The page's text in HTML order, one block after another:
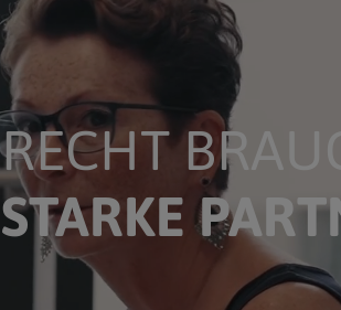
RECHT
STARKE